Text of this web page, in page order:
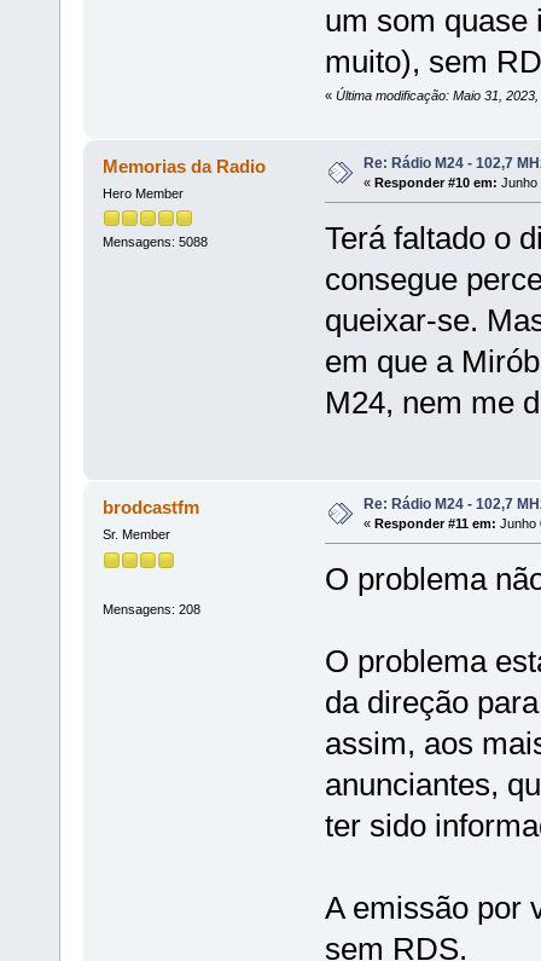
um som quase
muito), sem
« Última modificação: Maio 31,
Memorias da Radio
Hero Member
Mensagens: 5088
Re: Rádio M24 - 102,7
« Responder #10 em: Junho
Terá faltado o
consegue
queixar-se.
em que a
M24, nem me
brodcastfm
Sr. Member
Mensagens: 208
Re: Rádio M24 - 102,7
« Responder #11 em: Junho
O problema
O problema
da direção
assim, aos
anunciantes,
ter sido
A emissão por
sem RDS.